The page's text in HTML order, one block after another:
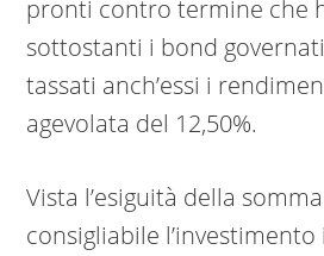
pronti contro termine che
sottostanti i bond
tassati anch’essi i
agevolata del 12,50%.
Vista l’esiguità della
consigliabile